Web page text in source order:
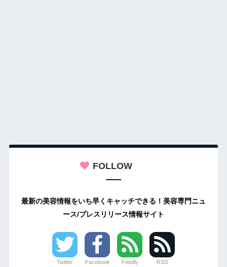
FOLLOW
最新の美容情報をいち早くキャッチできる！美容専門ニュ
ース/プレスリリース情報サイト
Twitter Facebook Feedly RSS